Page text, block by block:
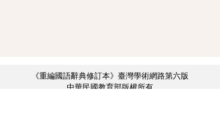
《重編國語辭典修訂本》臺灣學術網路第六版
中華民國教育部版權所有